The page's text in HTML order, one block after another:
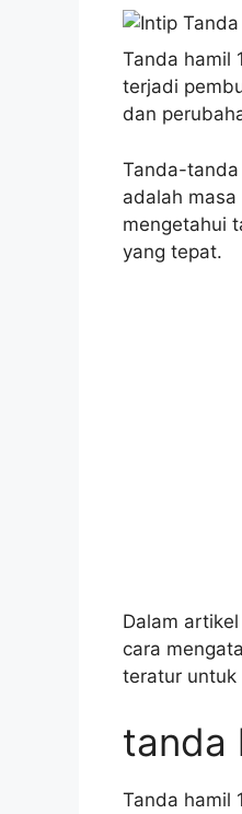
Tanda hamil
terjadi
dan
Tanda-tanda
adalah
mengetahui
yang tepat.
Dalam
cara
teratur untuk
tanda
Tanda hamil